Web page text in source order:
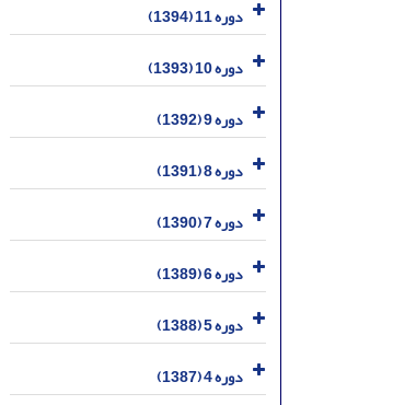
دوره 11 (1394)
دوره 10 (1393)
دوره 9 (1392)
دوره 8 (1391)
دوره 7 (1390)
دوره 6 (1389)
دوره 5 (1388)
دوره 4 (1387)